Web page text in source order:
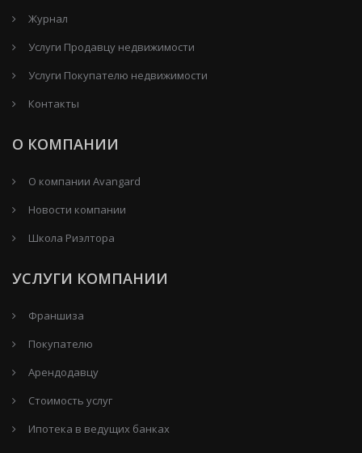
Журнал
Услуги Продавцу недвижимости
Услуги Покупателю недвижимости
Контакты
О КОМПАНИИ
О компании Avangard
Новости компании
Школа Риэлтора
УСЛУГИ КОМПАНИИ
Франшиза
Покупателю
Арендодавцу
Стоимость услуг
Ипотека в ведущих банках